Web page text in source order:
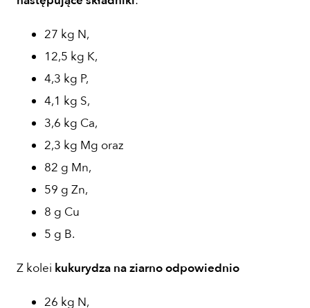
27 kg N,
12,5 kg K,
4,3 kg P,
4,1 kg S,
3,6 kg Ca,
2,3 kg Mg oraz
82 g Mn,
59 g Zn,
8 g Cu
5 g B.
Z kolei kukurydza na ziarno odpowiednio
26 kg N,